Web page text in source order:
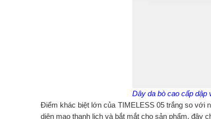
Dây da bò cao cấp dập
Điểm khác biệt lớn của TIMELESS 05 trắng so với
diện mạo thanh lịch và bắt mắt cho sản phẩm, đây